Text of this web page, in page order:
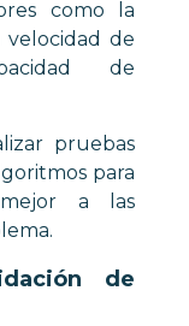
como la
velocidad de
de
pruebas
para
a las
de